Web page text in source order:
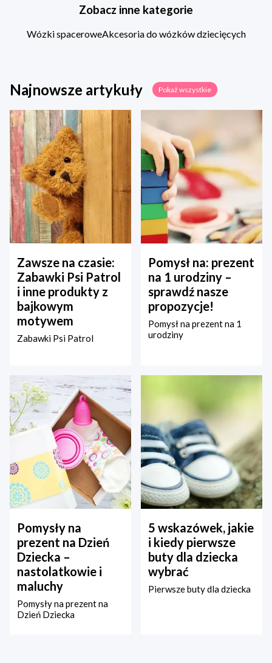
Zobacz inne kategorie
Wózki spaceroweAkcesoria do wózków dziecięcych
Najnowsze artykuły Pokaż wszystkie
Zawsze na czasie:
Zabawki Psi Patrol
i inne produkty z
bajkowym
motywem
Zabawki Psi Patrol
Pomysł na: prezent
na 1 urodziny –
sprawdź nasze
propozycje!
Pomysł na prezent na 1
urodziny
Pomysły na
prezent na Dzień
Dziecka –
nastolatkowie i
maluchy
Pomysły na prezent na
Dzień Dziecka
5 wskazówek, jakie
i kiedy pierwsze
buty dla dziecka
wybrać
Pierwsze buty dla dziecka